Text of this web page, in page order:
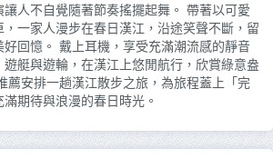
人不自覺隨著節奏搖擺起舞。 帶著以可愛
一家人漫步在春日漢江，沿途笑聲不斷，留
回憶。 戴上耳機，享受充滿潮流感的靜音
艇與遊輪，在漢江上悠閒航行，欣賞綠意盎
薦安排一趟漢江散步之旅，為旅程蓋上「完
期待與浪漫的春日時光。